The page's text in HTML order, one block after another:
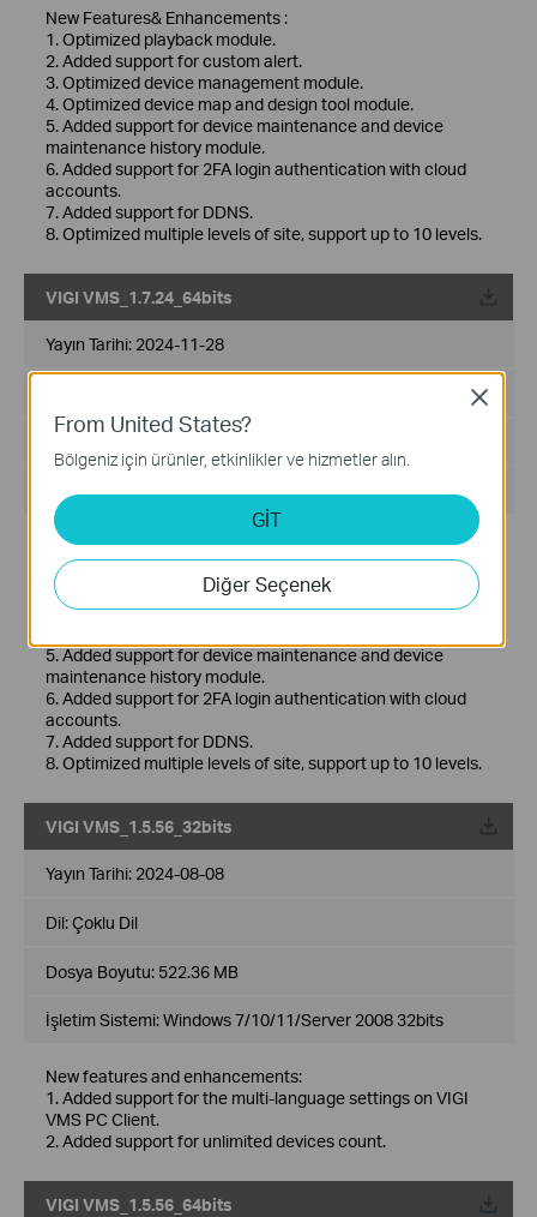
New Features& Enhancements :
1. Optimized playback module.
2. Added support for custom alert.
3. Optimized device management module.
4. Optimized device map and design tool module.
5. Added support for device maintenance and device
maintenance history module.
6. Added support for 2FA login authentication with cloud
accounts.
7. Added support for DDNS.
8. Optimized multiple levels of site, support up to 10 levels.
VIGI VMS_1.7.24_64bits
Yayın Tarihi: 2024-11-28
İşletim Sistemi: Windows 7/10/11/Server 2008 64bits
New Features& Enhancements :
1. Optimized playback module.
2. Added support for custom alert.
3. Optimized device management module.
5. Added support for device maintenance and device
maintenance history module.
6. Added support for 2FA login authentication with cloud
accounts.
7. Added support for DDNS.
8. Optimized multiple levels of site, support up to 10 levels.
VIGI VMS_1.5.56_32bits
Yayın Tarihi: 2024-08-08
Dil:Çoklu Dil
Dosya Boyutu: 522.36 MB
İşletim Sistemi: Windows 7/10/11/Server 2008 32bits
New features and enhancements:
1. Added support for the multi-language settings on VIGI
VMS PC Client.
2. Added support for unlimited devices count.
VIGI VMS_1.5.56_64bits
From United States?
Bölgeniz için ürünler, etkinlikler ve hizmetler alın.
GİT
Diğer Seçenek
Close